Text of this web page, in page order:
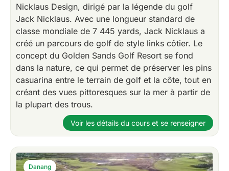
Nicklaus Design, dirigé par la légende du golf
Jack Nicklaus. Avec une longueur standard de
classe mondiale de 7 445 yards, Jack Nicklaus a
créé un parcours de golf de style links côtier. Le
concept du Golden Sands Golf Resort se fond
dans la nature, ce qui permet de préserver les pins
casuarina entre le terrain de golf et la côte, tout en
créant des vues pittoresques sur la mer à partir de
la plupart des trous.
Voir les détails du cours et se renseigner
Danang